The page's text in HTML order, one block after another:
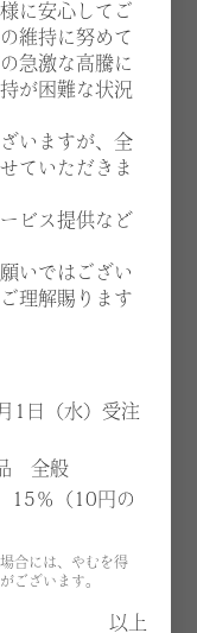
に安心してご
維持に努めて
急激な高騰に
が困難な状況
いますが、全
ていただきま
ビス提供など
いではござい
理解賜ります
1日（水）受注
全般
15％（10円の
合には、やむを得
ございます。
以上